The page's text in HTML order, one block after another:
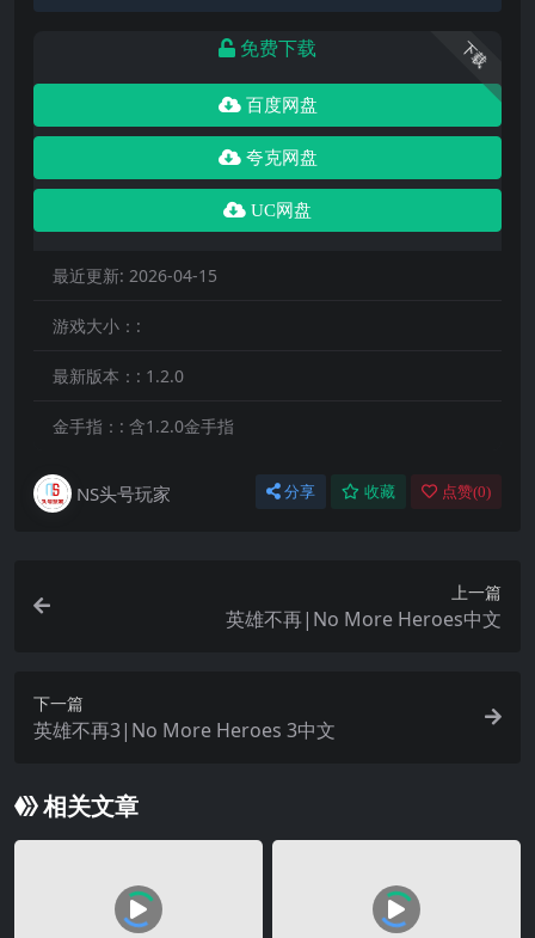
下载
免费下载
百度网盘
夸克网盘
UC网盘
最近更新: 2026-04-15
游戏大小：:
最新版本：: 1.2.0
金手指：: 含1.2.0金手指
NS头号玩家 分享 收藏 点赞(0)
上一篇
英雄不再|No More Heroes中文
下一篇
英雄不再3|No More Heroes 3中文
相关文章